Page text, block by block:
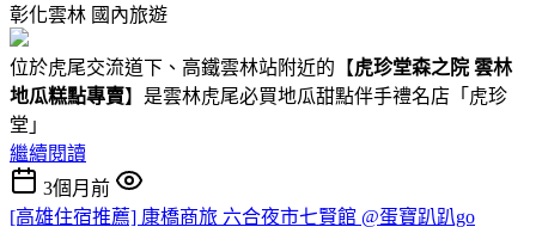
彰化雲林 國內旅遊
位於虎尾交流道下、高鐵雲林站附近的【虎珍堂森之院 雲林
地瓜糕點專賣】是雲林虎尾必買地瓜甜點伴手禮名店「虎珍
堂」
繼續閱讀
3個月前
[高雄住宿推薦] 康橋商旅 六合夜市七賢館 @蛋寶趴趴go